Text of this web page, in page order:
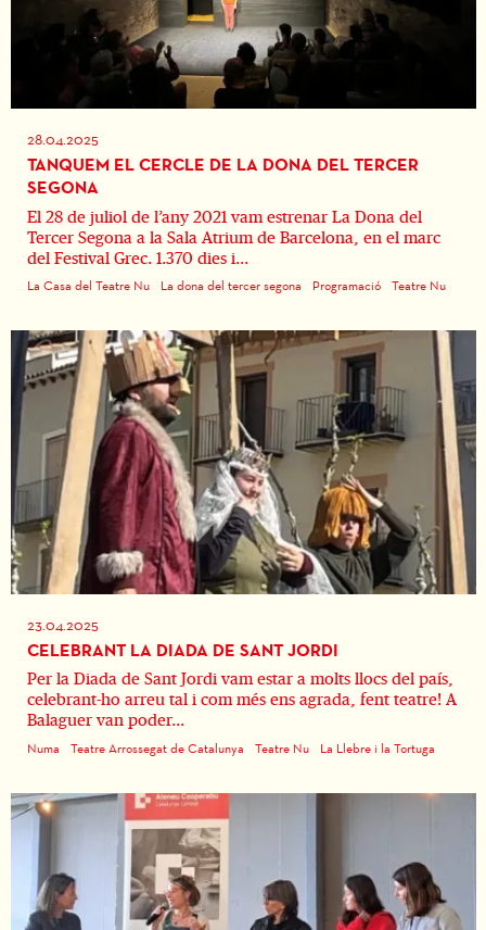
28.04.2025
TANQUEM EL CERCLE DE LA DONA DEL TERCER
SEGONA
El 28 de juliol de l’any 2021 vam estrenar La Dona del
Tercer Segona a la Sala Atrium de Barcelona, en el marc
del Festival Grec. 1.370 dies i...
La Casa del Teatre Nu La dona del tercer segona Programació Teatre Nu
23.04.2025
CELEBRANT LA DIADA DE SANT JORDI
Per la Diada de Sant Jordi vam estar a molts llocs del país,
celebrant-ho arreu tal i com més ens agrada, fent teatre! A
Balaguer van poder...
Numa Teatre Arrossegat de Catalunya Teatre Nu La Llebre i la Tortuga